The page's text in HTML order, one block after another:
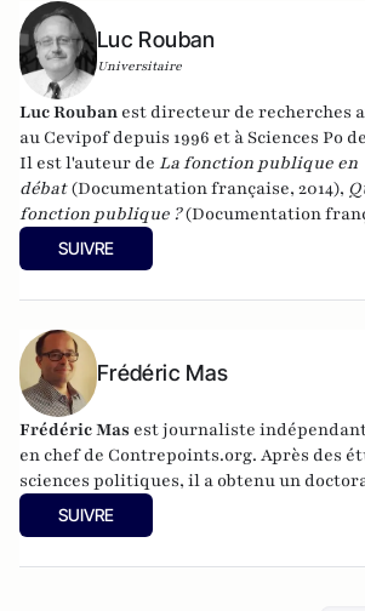
Luc Rouban
Universitaire
Luc Rouban est directeur de recherches
au Cevipof depuis 1996 et à Sciences Po
Il est l'auteur de La fonction publique en
débat(Documentation française, 2014),
fonction publique ?(Documentation
démocratie représentative est-elle en
(Documentation française, 2018) et
Quel avenir pour les maires ?
(2020). Il a publié en 2022
Presses de Sciences Po. Il a également
vraie victoire du RN
aux Presses de
publiéLes racines sociales de la
éditions de l'Aube.
SUIVRE
Frédéric Mas
Frédéric Mas est journaliste
en chef de Contrepoints.org. Après des
sciences politiques, il a obtenu un
politique (Sorbonne-Universités).
SUIVRE